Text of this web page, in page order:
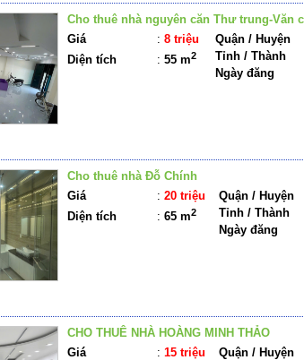
Cho thuê nhà nguyên căn Thư trung-Văn
Giá
: 8 triệu
Diện tích
: 55 m2
Quận / Huyện
Tỉnh / Thành
Ngày đăng
Cho thuê nhà Đỗ Chính
Giá
: 20 triệu
Diện tích
: 65 m2
Quận / Huyện
Tỉnh / Thành
Ngày đăng
CHO THUÊ NHÀ HOÀNG MINH THẢO
Giá
: 15 triệu
Quận / Huyện